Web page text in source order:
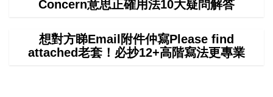
Concern意思正確用法10大疑問解答
想對方睇Email附件仲寫Please find
attached老套！必抄12+高階寫法更專業